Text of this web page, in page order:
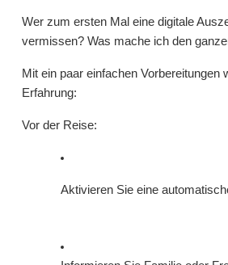
Wer zum ersten Mal eine digitale
vermissen? Was mache ich den
Mit ein paar einfachen
Erfahrung:
Vor der Reise:
Aktivieren Sie eine